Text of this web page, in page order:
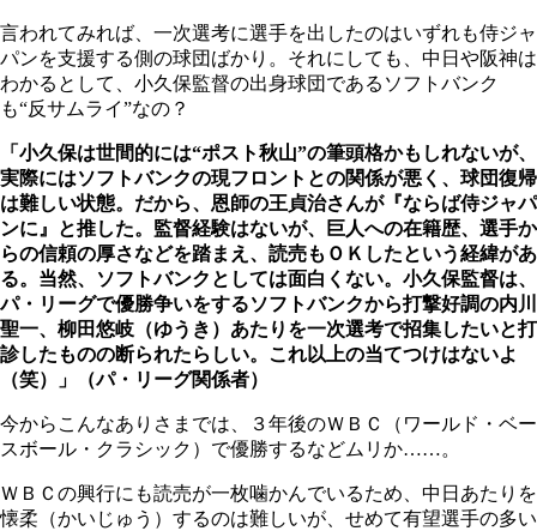
言われてみれば、一次選考に選手を出したのはいずれも侍ジャ
パンを支援する側の球団ばかり。それにしても、中日や阪神は
わかるとして、小久保監督の出身球団であるソフトバンク
も“反サムライ”なの？
「小久保は世間的には“ポスト秋山”の筆頭格かもしれないが、
実際にはソフトバンクの現フロントとの関係が悪く、球団復帰
は難しい状態。だから、恩師の王貞治さんが『ならば侍ジャパ
ンに』と推した。監督経験はないが、巨人への在籍歴、選手か
らの信頼の厚さなどを踏まえ、読売もＯＫしたという経緯があ
る。当然、ソフトバンクとしては面白くない。小久保監督は、
パ・リーグで優勝争いをするソフトバンクから打撃好調の内川
聖一、柳田悠岐（ゆうき）あたりを一次選考で招集したいと打
診したものの断られたらしい。これ以上の当てつけはないよ
（笑）」（パ・リーグ関係者）
今からこんなありさまでは、３年後のＷＢＣ（ワールド・ベー
スボール・クラシック）で優勝するなどムリか……。
ＷＢＣの興行にも読売が一枚噛かんでいるため、中日あたりを
懐柔（かいじゅう）するのは難しいが、せめて有望選手の多い